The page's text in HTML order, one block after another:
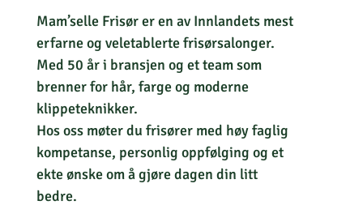
Mam’selle Frisør er en av Innlandets mest
erfarne og veletablerte frisørsalonger.
Med 50 år i bransjen og et team som
brenner for hår, farge og moderne
klippeteknikker.
Hos oss møter du frisører med høy faglig
kompetanse, personlig oppfølging og et
ekte ønske om å gjøre dagen din litt
bedre.